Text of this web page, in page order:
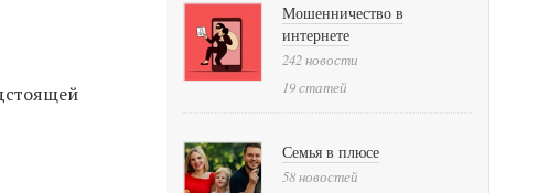
Мошенничество в
интернете
242 новости
19 статей
Семья в плюсе
58 новостей